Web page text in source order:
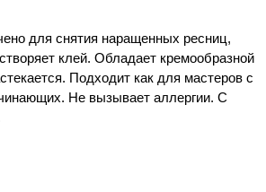
для снятия наращенных ресниц,
клей. Обладает кремообразной
Подходит как для мастеров с
Не вызывает аллергии. С